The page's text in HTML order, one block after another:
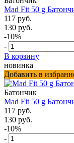
Mad Fit 50 g
117 руб.
130 руб.
-10%
-
В корзину
новинка
Добавить в
Батончик
Mad Fit 50 g
117 руб.
130 руб.
-10%
-